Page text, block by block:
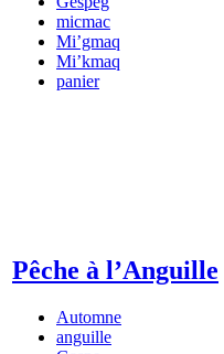
micmac
Mi’gmaq
Mi’kmaq
panier
Pêche à l’Anguille
Automne
anguille